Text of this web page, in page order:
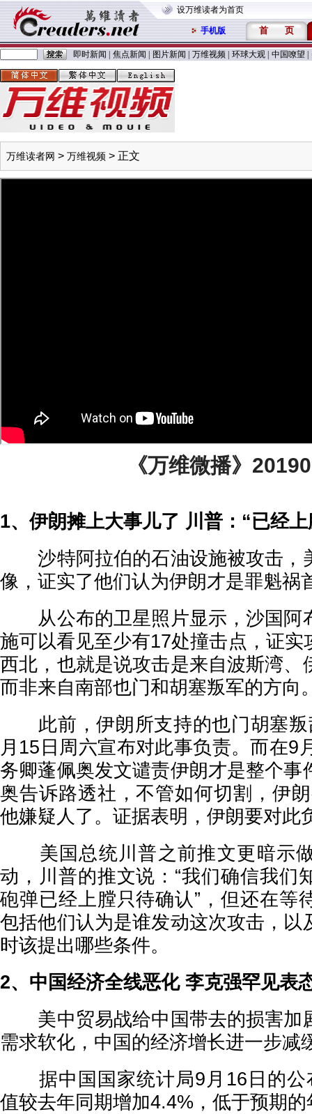
设万维读者为首页
手机版 首 页
即时新闻 焦点新闻 图片新闻 万维视频 环球大观 中国嘹望
万维读者网 > 万维视频 > 正文
《万维微播》
1、伊朗摊上大事儿了 川普：“已经上
沙特阿拉伯的石油设施被攻击，
像，证实了他们认为伊朗才是罪魁祸
从公布的卫星照片显示，沙国阿
施可以看见至少有17处撞击点，证实
西北，也就是说攻击是来自波斯湾、
而非来自南部也门和胡塞叛军的方向
此前，伊朗所支持的也门胡塞叛
月15日周六宣布对此事负责。而在9
务卿蓬佩奥发文谴责伊朗才是整个事
奥告诉路透社，不管如何切割，伊
他嫌疑人了。证据表明，伊朗要对此
美国总统川普之前推文更暗示
动，川普的推文说：“我们确信我们
砲弹已经上膛只待确认”，但还在等
包括他们认为是谁发动这次攻击，以
时该提出哪些条件。
2、中国经济全线恶化 李克强罕见表
美中贸易战给中国带去的损害加
需求软化，中国的经济增长进一步减
据中国国家统计局9月16日的公
值较去年同期增加4.4%，低于预期